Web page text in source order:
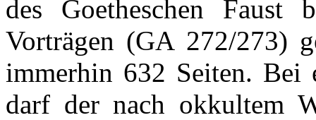
des Goetheschen Faust
Vorträgen (GA 272/273)
immerhin 632 Seiten. Bei
darf der nach okkultem